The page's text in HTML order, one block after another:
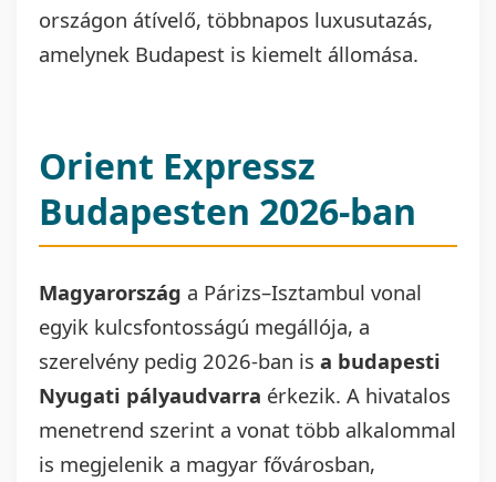
országon átívelő, többnapos luxusutazás,
amelynek Budapest is kiemelt állomása.
Orient Expressz
Budapesten 2026-ban
Magyarország a Párizs–Isztambul vonal
egyik kulcsfontosságú megállója, a
szerelvény pedig 2026-ban is a budapesti
Nyugati pályaudvarra érkezik. A hivatalos
menetrend szerint a vonat több alkalommal
is megjelenik a magyar fővárosban,